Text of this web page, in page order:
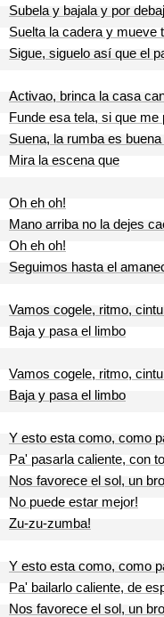
Subela y bajala y por
Suelta la cadera y mueve
Sigue, siguelo así que el
Activao, brinca la casa
Funde esa tela, si que me
Suena, la rumba es
Mira la escena que
Oh eh oh!
Mano arriba no la dejes
Oh eh oh!
Seguimos hasta el
Vamos cogele, ritmo,
Baja y pasa el limbo
Vamos cogele, ritmo,
Baja y pasa el limbo
Y esto esta como, como
Pa' pasarla caliente, con
Nos favorece el sol, un
No puede estar mejor!
Zu-zu-zumba!
Y esto esta como, como
Pa' bailarlo caliente, de
Nos favorece el sol, un